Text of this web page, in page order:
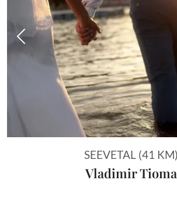
Vorheriges Bild
SEEVETAL (41 KM)
Vladimir Tioma